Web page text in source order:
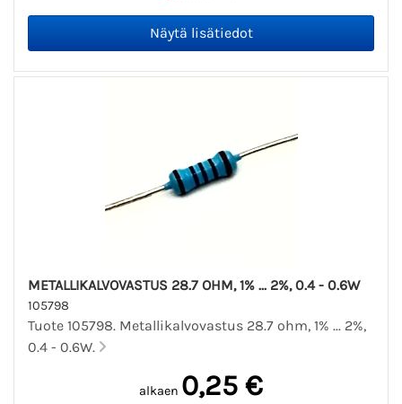
METALLIKALVOVASTUS 28.7 OHM, 1% ... 2%, 0.4 - 0.6W
105798
Tuote 105798. Metallikalvovastus 28.7 ohm, 1% ... 2%,
0.4 - 0.6W.
alkaen 0,25 €